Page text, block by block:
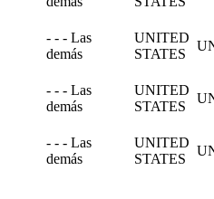
- - - Las
demás
UNITED
STATES
- - - Las
demás
UNITED
STATES
- - - Las
demás
UNITED
STATES